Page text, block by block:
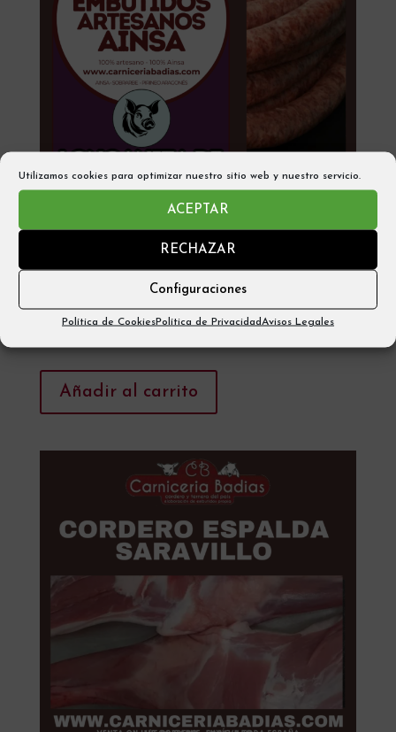
Utilizamos cookies para optimizar nuestro sitio web y nuestro servicio.
ACEPTAR
RECHAZAR
Configuraciones
Política de CookiesPolítica de PrivacidadAvisos Legales
LONGANIZA FRESCA – AINSA
(2 Piezas 900gr aprox)
Añadir al carrito